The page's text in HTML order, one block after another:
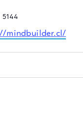
5144
mindbuilder.cl/